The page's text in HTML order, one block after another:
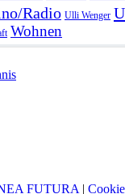
Radio Ulli Wenger
Wohnen
FUTURA |